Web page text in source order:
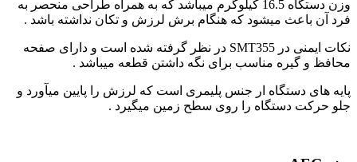
وزن دستگاه 16.5 کیلوگرم میباشد که به همراه طراحی منحصر به
فرد آن باعث میشود که هنگام برش لرزش و تکان نداشته باشد .
نکات ایمنی در SMT355 در نظر گرفته شده است و دارای صفحه
محافظ و گیره مناسب برای نگه داشتن قطعه میباشد .
پایه های دستگاه ار جنس پلیمری است که لرزش را پایین میآورد و
جلو حرکت دستگاه را روی سطح زمین میگیرد .